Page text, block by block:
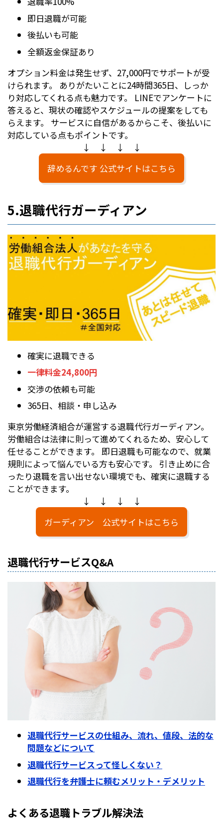
即日退職が可能
後払いも可能
全額返金保証あり
オプション料金は発生せず、27,000円でサポートが受
けられます。 ありがたいことに24時間365日、しっか
り対応してくれる点も魅力です。 LINEでアンケートに
答えると、現状の確認やスケジュールの提案をしても
らえます。 サービスに自信があるからこそ、後払いに
対応している点もポイントです。
↓ ↓ ↓ ↓
辞めるんです 公式サイトはこちら
5.退職代行ガーディアン
確実に退職できる
一律料金24,800円
交渉の依頼も可能
365日、相談・申し込み
東京労働経済組合が運営する退職代行ガーディアン。
労働組合は法律に則って進めてくれるため、安心して
任せることができます。 即日退職も可能なので、就業
規則によって悩んでいる方も安心です。 引き止めに合
ったり退職を言い出せない環境でも、確実に退職する
ことができます。
↓ ↓ ↓ ↓
ガーディアン 公式サイトはこちら
退職代行サービスQ&A
退職代行サービスの仕組み、流れ、値段、法的な
問題などについて
退職代行サービスって怪しくない？
退職代行を弁護士に頼むメリット・デメリット
よくある退職トラブル解決法